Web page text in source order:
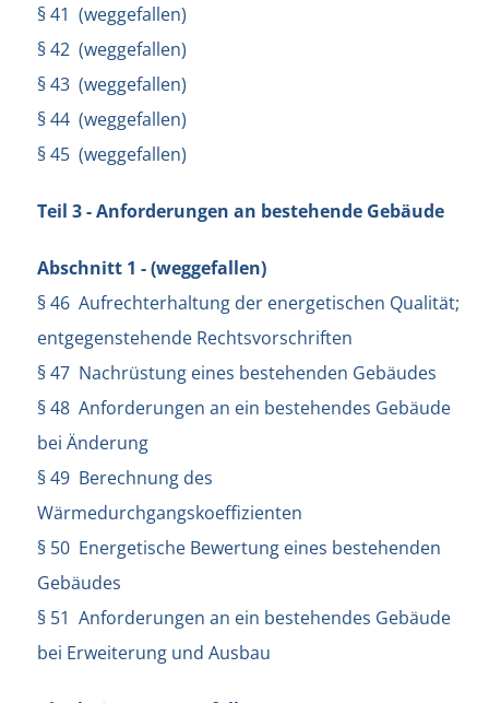
§ 41 (weggefallen)
§ 42 (weggefallen)
§ 43 (weggefallen)
§ 44 (weggefallen)
§ 45 (weggefallen)
Teil 3 - Anforderungen an bestehende Gebäude
Abschnitt 1 - (weggefallen)
§ 46 Aufrechterhaltung der energetischen Qualität;
entgegenstehende Rechtsvorschriften
§ 47 Nachrüstung eines bestehenden Gebäudes
§ 48 Anforderungen an ein bestehendes Gebäude
bei Änderung
§ 49 Berechnung des
Wärmedurchgangskoeffizienten
§ 50 Energetische Bewertung eines bestehenden
Gebäudes
§ 51 Anforderungen an ein bestehendes Gebäude
bei Erweiterung und Ausbau